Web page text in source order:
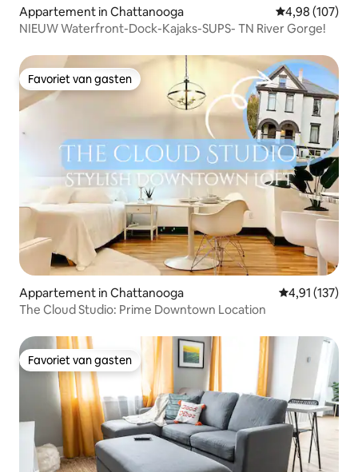
Appartement in Chattanooga Gemiddelde
4,98 (107)
NIEUW Waterfront-Dock-Kajaks-SUPS- TN River Gorge!
Favoriet van gasten
Favoriet van gasten
Appartement in Chattanooga Gemiddelde
4,91 (137)
The Cloud Studio: Prime Downtown Location
Favoriet van gasten
Favoriet van gasten